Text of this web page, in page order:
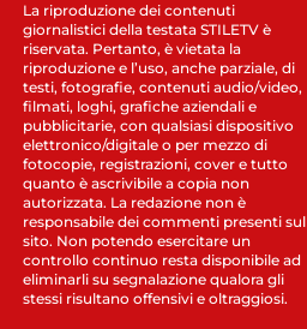
La riproduzione dei contenuti
giornalistici della testata STILETV è
riservata. Pertanto, è vietata la
riproduzione e l’uso, anche parziale, di
testi, fotografie, contenuti audio/video,
filmati, loghi, grafiche aziendali e
pubblicitarie, con qualsiasi dispositivo
elettronico/digitale o per mezzo di
fotocopie, registrazioni, cover e tutto
quanto è ascrivibile a copia non
autorizzata. La redazione non è
responsabile dei commenti presenti sul
sito. Non potendo esercitare un
controllo continuo resta disponibile ad
eliminarli su segnalazione qualora gli
stessi risultano offensivi e oltraggiosi.